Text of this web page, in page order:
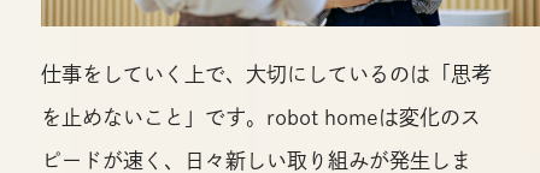
仕事をしていく上で、大切にしているのは「思考
を止めないこと」です。robot homeは変化のス
ピードが速く、日々新しい取り組みが発生しま